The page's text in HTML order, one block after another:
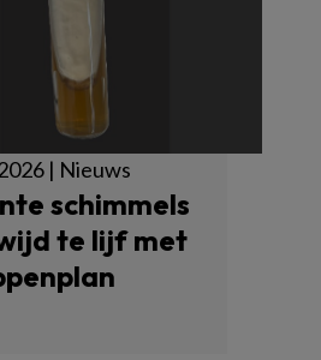
| Nieuws
schimmels
te lijf met